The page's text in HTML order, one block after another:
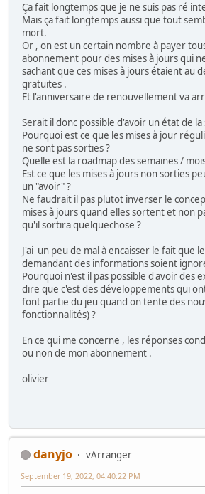
Ça fait longtemps que je ne suis pas ré
Mais ça fait longtemps aussi que tout
mort.
Or , on est un certain nombre à payer
abonnement pour des mises à jours qui
sachant que ces mises à jours étaient au
gratuites .
Et l'anniversaire de renouvellement va
Serait il donc possible d'avoir un état de la
Pourquoi est ce que les mises à jour
ne sont pas sorties ?
Quelle est la roadmap des semaines /
Est ce que les mises à jours non sorties
un "avoir" ?
Ne faudrait il pas plutot inverser le
mises à jours quand elles sortent et non
qu'il sortira quelquechose ?
J'ai un peu de mal à encaisser le fait que
demandant des informations soient
Pourquoi n'est il pas possible d'avoir des
dire que c'est des développements qui
font partie du jeu quand on tente des
fonctionnalités) ?
En ce qui me concerne , les réponses
ou non de mon abonnement .
olivier
danyjo
vArranger
September 19, 2022, 04:40:22 PM